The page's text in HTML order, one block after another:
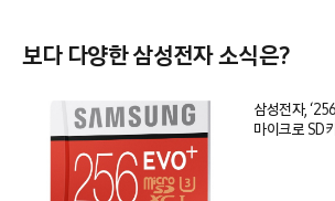
보다 다양한 삼성전자 소식은?
삼성전자,
마이크로 SD